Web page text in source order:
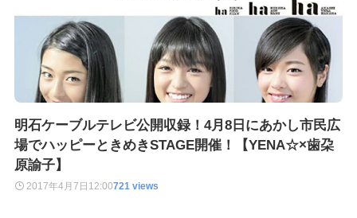
明石ケーブルテレビ公開収録！4月8日にあかし市民広
場でハッピーときめきSTAGE開催！【YENA☆×歯朶
原諭子】
2017年4月7日 12:00721 views